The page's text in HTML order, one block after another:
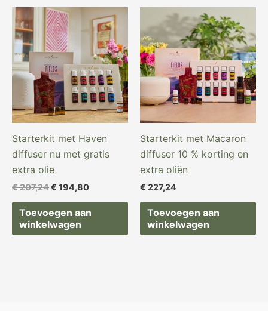
Starterkit met Haven
diffuser nu met gratis
extra olie
€207,24
Oorspronkelijke
prijs
was:
€ 207,24.
€ 194,80
Huidige
prijs
is:
€ 194,80.
Toevoegen aan
winkelwagen
Starterkit met Macaron
diffuser 10 % korting en
extra oliën
€ 227,24
Toevoegen aan
winkelwagen